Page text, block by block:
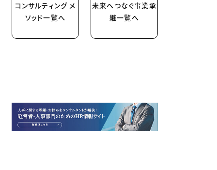
コンサルティング メ
ソッド一覧へ
未来へつなぐ事業承
継一覧へ